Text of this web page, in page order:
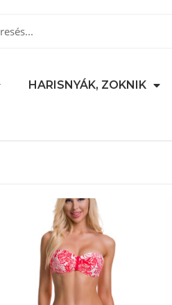
HARISNYÁK, ZOKNIK